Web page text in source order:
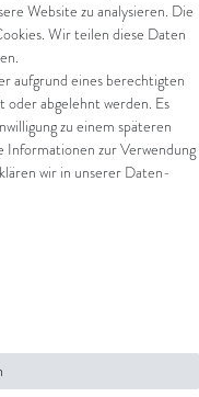
Website zu analysieren. Die
Wir teilen diese Daten
aufgrund eines berechtigten
abgelehnt werden. Es
zu einem späteren
zur Verwendung
wir in unserer Daten­